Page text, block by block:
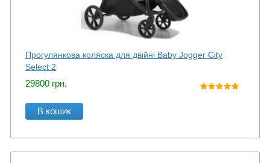
Прогулянкова коляска для двійні Baby Jogger City
Select 2
29800 грн.
В кошик